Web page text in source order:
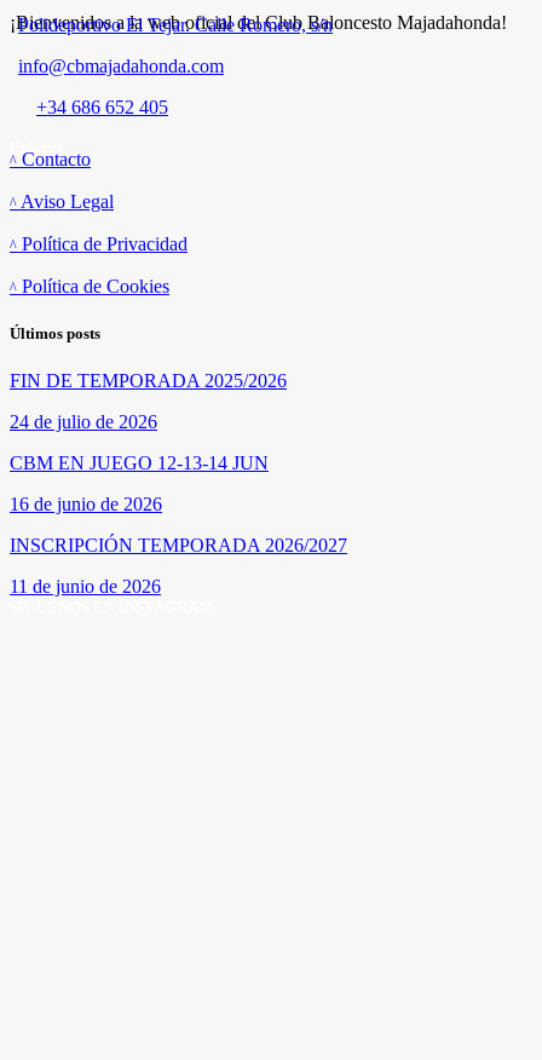
¡Bienvenidos a la web oficial del Club Baloncesto Majadahonda!
Polideportivo El Tejar. Calle Romero, s/n
info@cbmajadahonda.com
+34 686 652 405
Contacto
Aviso Legal
Política de Privacidad
Política de Cookies
Últimos posts
FIN DE TEMPORADA 2025/2026
24 de julio de 2026
CBM EN JUEGO 12-13-14 JUN
16 de junio de 2026
INSCRIPCIÓN TEMPORADA 2026/2027
11 de junio de 2026